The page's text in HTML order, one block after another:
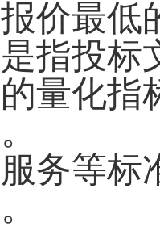
价最低
指投标
量化指
等标准